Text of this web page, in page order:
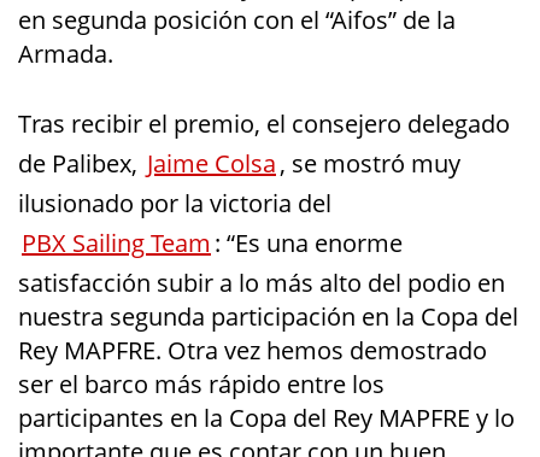
en segunda posición con el “Aifos” de la
Armada.
Tras recibir el premio, el consejero delegado
de Palibex, Jaime Colsa, se mostró muy
ilusionado por la victoria del
PBX Sailing Team : “Es una enorme
satisfacción subir a lo más alto del podio en
nuestra segunda participación en la Copa del
Rey MAPFRE. Otra vez hemos demostrado
ser el barco más rápido entre los
participantes en la Copa del Rey MAPFRE y lo